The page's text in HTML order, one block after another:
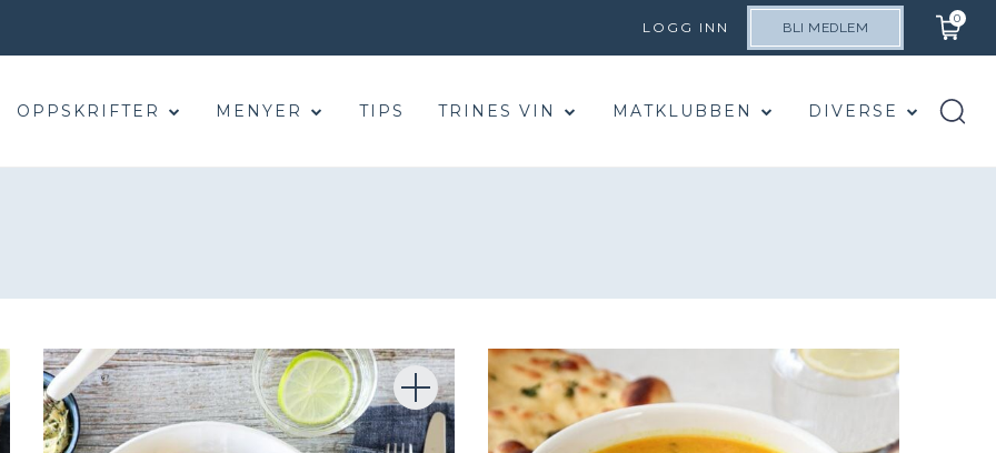
LOGG INN BLI MEDLEM
0
OPPSKRIFTER MENYER TIPS TRINES VIN MATKLUBBEN DIVERSE